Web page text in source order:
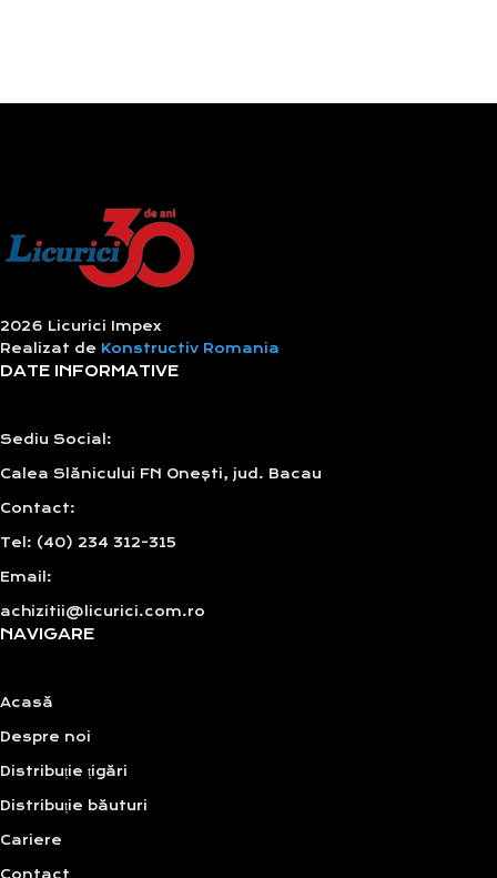
2026 Licurici Impex
Realizat de Konstructiv Romania
DATE INFORMATIVE
Sediu Social:
Calea Slănicului FN Onești, jud. Bacau
Contact:
Tel: (40) 234 312-315
Email:
achizitii@licurici.com.ro
NAVIGARE
Acasă
Despre noi
Distribuție țigări
Distribuție băuturi
Cariere
Contact